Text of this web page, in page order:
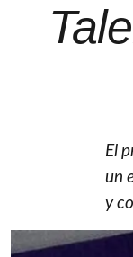
El
un
y